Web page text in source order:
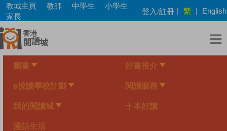
Skip
main
content
教城主頁 教師 中學生
小學生
家長
登入/註冊 | 繁 | English
圖書 好書推介
e悅讀學校計劃 閱讀服務
我的閱讀城 十本好讀
漫話生活